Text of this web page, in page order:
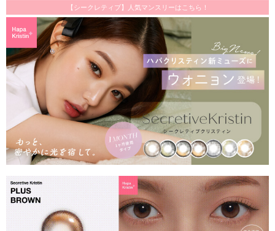
【シークレティブ】人気マンスリーはこちら！